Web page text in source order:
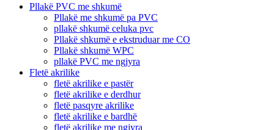
Pllakë PVC me shkumë
Pllakë me shkumë pa PVC
pllakë shkumë celuka pvc
Pllakë shkumë e ekstruduar me CO
Pllakë shkumë WPC
pllakë PVC me ngjyra
Fletë akrilike
fletë akrilike e pastër
fletë akrilike e derdhur
fletë pasqyre akrilike
fletë akrilike e bardhë
fletë akrilike me ngjyra